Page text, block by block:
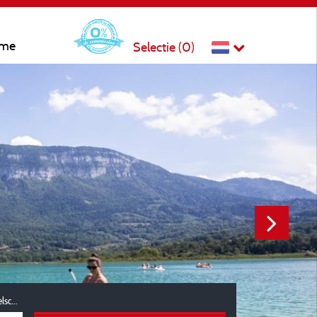
Selectie (0)
Reisgezelschap